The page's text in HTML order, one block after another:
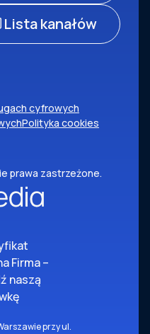
Lista kanałów
cyfrowych
Polityka cookies
prawa zastrzeżone.
przy ul.